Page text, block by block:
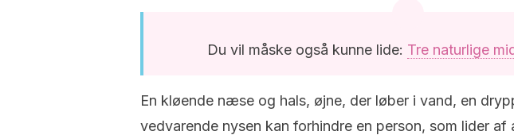
Du vil måske også kunne lide: Tre naturlige
En kløende næse og hals, øjne, der løber i vand, en
vedvarende nysen kan forhindre en person, som lider af